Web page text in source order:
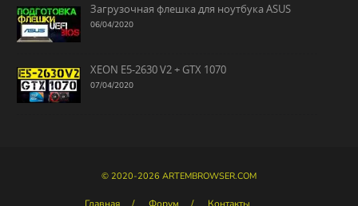
Загрузочная флешка для ноутбука ASUS
06/04/2020
XEON E5-2630 V2 + GTX 1070
07/04/2020
© 2020-2026 ARTEMBROWSER.COM
Главная Форум Контакты